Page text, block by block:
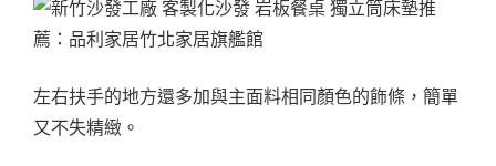
左右扶手的地方還多加與主面料相同顏色的飾條，簡單
又不失精緻。